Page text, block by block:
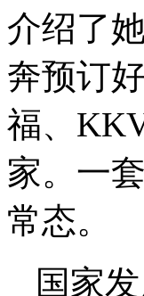
介绍了
奔预订
福、
家。一
常态。
国家